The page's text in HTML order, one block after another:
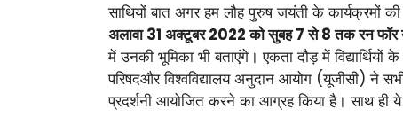
साथियों बात अगर हम लौह पुरुष जयंती के कार्यक्रमों
अलावा 31 अक्टूबर 2022 को सुबह 7 से 8 तक रन फॉर
में उनकी भूमिका भी बताएंगे। एकता दौड़ में
परिषदऔर विश्वविद्यालय अनुदान आयोग (यूजीसी)
प्रदर्शनी आयोजित करने का आग्रह किया है। साथ ही ये